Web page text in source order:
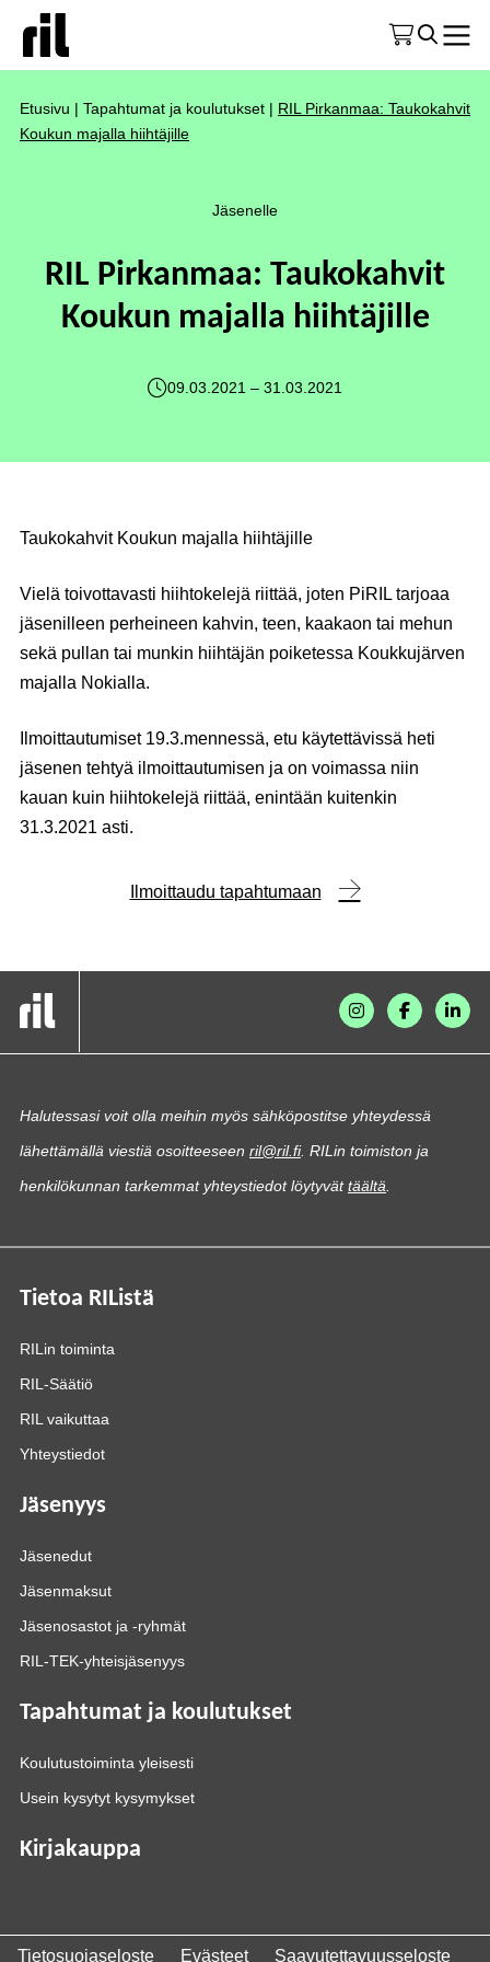
Etusivu | Tapahtumat ja koulutukset | RIL Pirkanmaa: Taukokahvit
Koukun majalla hiihtäjille
Jäsenelle
RIL Pirkanmaa: Taukokahvit
Koukun majalla hiihtäjille
09.03.2021 – 31.03.2021
Taukokahvit Koukun majalla hiihtäjille
Vielä toivottavasti hiihtokelejä riittää, joten PiRIL tarjoaa
jäsenilleen perheineen kahvin, teen, kaakaon tai mehun
sekä pullan tai munkin hiihtäjän poiketessa Koukkujärven
majalla Nokialla.
Ilmoittautumiset 19.3.mennessä, etu käytettävissä heti
jäsenen tehtyä ilmoittautumisen ja on voimassa niin
kauan kuin hiihtokelejä riittää, enintään kuitenkin
31.3.2021 asti.
Ilmoittaudu tapahtumaan
Halutessasi voit olla meihin myös sähköpostitse yhteydessä
lähettämällä viestiä osoitteeseen ril@ril.fi. RILin toimiston ja
henkilökunnan tarkemmat yhteystiedot löytyvättäältä
Tietoa RIListä
RILin toiminta
RIL-Säätiö
RIL vaikuttaa
Yhteystiedot
Jäsenyys
Jäsenedut
Jäsenmaksut
Jäsenosastot ja -ryhmät
RIL-TEK-yhteisjäsenyys
Tapahtumat ja koulutukset
Koulutustoiminta yleisesti
Usein kysytyt kysymykset
Kirjakauppa
Tietosuojaseloste Evästeet Saavutettavuusseloste